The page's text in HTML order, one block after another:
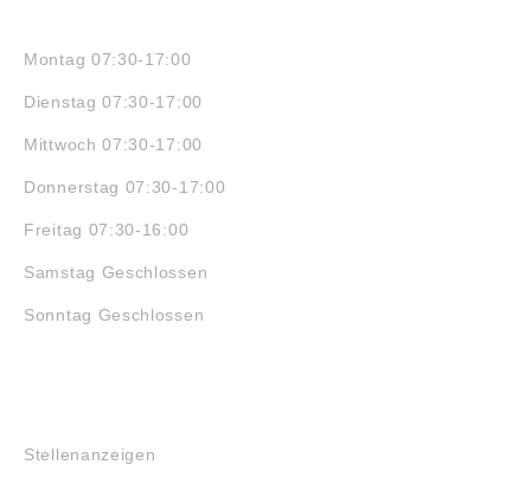
Montag 07:30-17:00
Dienstag 07:30-17:00
Mittwoch 07:30-17:00
Donnerstag 07:30-17:00
Freitag 07:30-16:00
Samstag Geschlossen
Sonntag Geschlossen
Stellenanzeigen